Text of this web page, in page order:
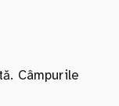
Câmpurile